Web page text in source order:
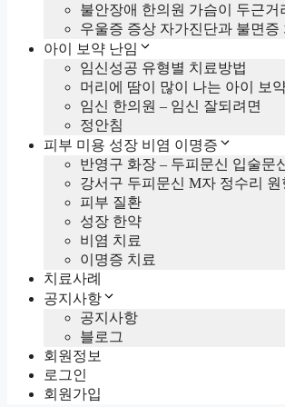
불안장애 한의원 가슴이 두근거
우울증 증상 자가진단과 불면증
아이 보약 난임
임신성공 유형별 치료방법
머리에 땀이 많이 나는 아이 보
임신 한의원 – 임신 잘되려면
정안침
피부 미용 성장 비염 이명증
반영구 화장 – 두피문신 입술문
강서구 두피문신 M자 정수리
피부 질환
성장 한약
비염 치료
이명증 치료
치료사례
공지사항
공지사항
블로그
회원정보
로그인
회원가입